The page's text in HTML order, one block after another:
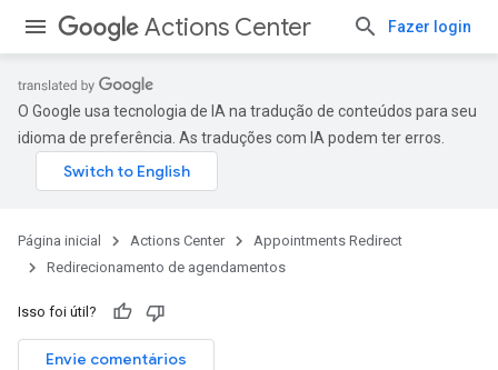
Actions Center Fazer login
O Google usa tecnologia de IA na tradução de conteúdos para seu
idioma de preferência. As traduções com IA podem ter erros.
Página inicial Actions Center
Appointments Redirect
Redirecionamento de agendamentos
Isso foi útil?
Envie comentários